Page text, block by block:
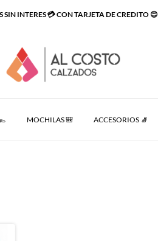
SIN INTERES 💳 CON TARJETA DE CREDITO 😊
MOCHILAS 🎒 ACCESORIOS 🧦